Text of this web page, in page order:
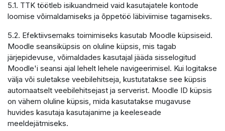
5.1. TTK töötleb isikuandmeid vaid kasutajatele kontode
loomise võimaldamiseks ja õppetöö läbiviimise tagamiseks.
5.2. Efektiivsemaks toimimiseks kasutab Moodle küpsiseid.
Moodle seansiküpsis on oluline küpsis, mis tagab
järjepidevuse, võimaldades kasutajal jääda sisselogitud
Moodle'i seansi ajal lehelt lehele navigeerimisel. Kui logitakse
välja või suletakse veebilehitseja, kustutatakse see küpsis
automaatselt veebilehitsejast ja serverist. Moodle ID küpsis
on vähem oluline küpsis, mida kasutatakse mugavuse
huvides kasutaja kasutajanime ja keeleseade
meeldejätmiseks.